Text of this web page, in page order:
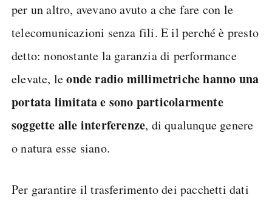
per un altro, avevano avuto a che fare con le
telecomunicazioni senza fili. E il perché è presto
detto: nonostante la garanzia di performance
elevate, leonde radio millimetriche hanno una
portata limitata e sono particolarmente
soggette alle interferenze, di qualunque genere
o natura esse siano.
Per garantire il trasferimento dei pacchetti dati